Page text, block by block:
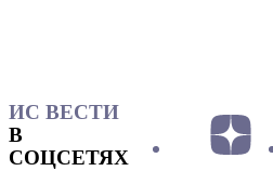
ИС ВЕСТИ
В
СОЦСЕТЯХ